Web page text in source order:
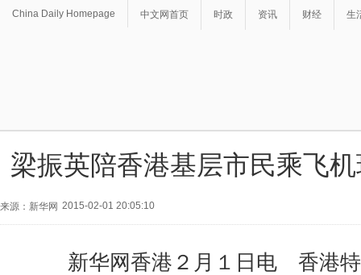
China Daily Homepage 中文网首页 时政 资讯 财经 生
梁振英陪香港基层市民乘飞
来源：新华网 2015-02-01 20:05:10
新华网香港２月１日电 香港特